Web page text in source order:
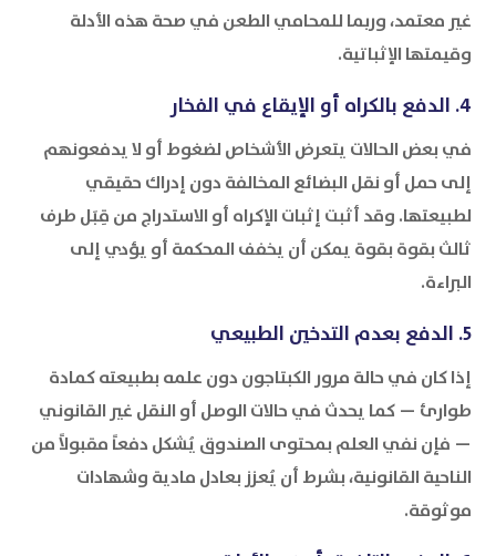
غير معتمد، وربما للمحامي الطعن في صحة هذه الأدلة
وقيمتها الإثباتية.
4. الدفع بالكراه أو الإيقاع في الفخار
في بعض الحالات يتعرض الأشخاص لضغوط أو لا يدفعونهم
إلى حمل أو نقل البضائع المخالفة دون إدراك حقيقي
لطبيعتها. وقد أثبت إثبات الإكراه أو الاستدراج من قِبَل طرف
ثالث بقوة بقوة يمكن أن يخفف المحكمة أو يؤدي إلى
البراءة.
5. الدفع بعدم التدخين الطبيعي
إذا كان في حالة مرور الكبتاجون دون علمه بطبيعته كمادة
طوارئ — كما يحدث في حالات الوصل أو النقل غير القانوني
— فإن نفي العلم بمحتوى الصندوق يُشكل دفعاً مقبولاً من
الناحية القانونية، بشرط أن يُعزز بعادل مادية وشهادات
موثوقة.